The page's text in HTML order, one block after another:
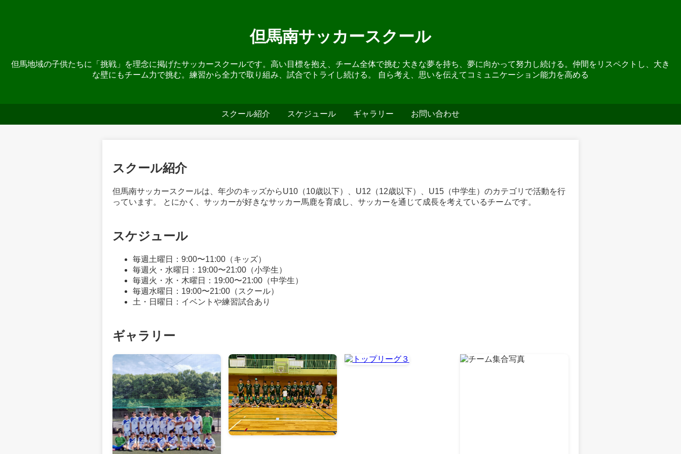
但馬南サッカースクール
但馬地域の子供たちに「挑戦」を理念に掲げたサッカースクールです。高い目標を抱え、チーム全体で挑む 大きな夢を持ち、夢に向かって努力し続ける。仲間をリスペクトし、大き
な壁にもチーム力で挑む。練習から全力で取り組み、試合でトライし続ける。 自ら考え、思いを伝えてコミュニケーション能力を高める
スクール紹介 スケジュール ギャラリー お問い合わせ
スクール紹介
但馬南サッカースクールは、年少のキッズからU10（10歳以下）、U12（12歳以下）、U15（中学生）のカテゴリで活動を行
っています。 とにかく、サッカーが好きなサッカー馬鹿を育成し、サッカーを通じて成長を考えているチームです。
スケジュール
毎週土曜日：9:00〜11:00（キッズ）
毎週火・水曜日：19:00〜21:00（小学生）
毎週火・水・木曜日：19:00〜21:00（中学生）
毎週水曜日：19:00〜21:00（スクール）
土・日曜日：イベントや練習試合あり
ギャラリー